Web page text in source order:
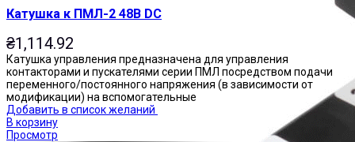
Катушка к ПМЛ-2 48В DC
₴1,114.92
Катушка управления предназначена для управления
контакторами и пускателями серии ПМЛ посредством подачи
переменного/постоянного напряжения (в зависимости от
модификации) на вспомогательные
Добавить в список желаний
В корзину
Просмотр